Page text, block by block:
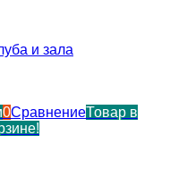
и зала
0СравнениеТовар в